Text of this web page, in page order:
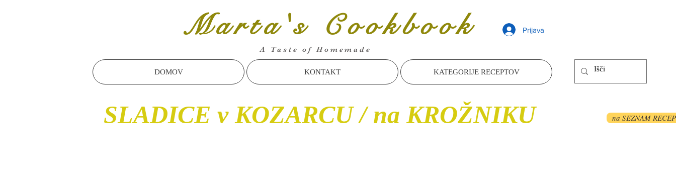
Marta's Cookbook Prijava
A Taste of Homemade
DOMOV KONTAKT KATEGORIJE RECEPTOV
SLADICE v KOZARCU / na KROŽNIKU na SEZNAM